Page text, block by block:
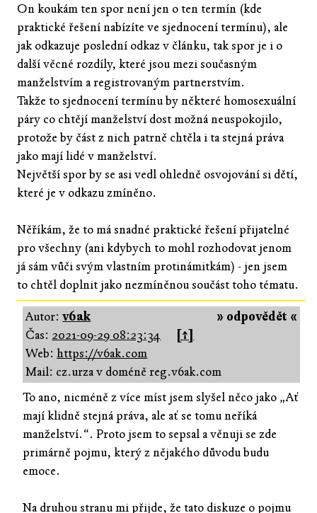
On koukám ten spor není jen o ten termín (kde
praktické řešení nabízíte ve sjednocení termínu), ale
jak odkazuje poslední odkaz v článku, tak spor je i o
další věcné rozdíly, které jsou mezi současným
manželstvím a registrovaným partnerstvím.
Takže to sjednocení termínu by některé homosexuální
páry co chtějí manželství dost možná neuspokojilo,
protože by část z nich patrně chtěla i ta stejná práva
jako mají lidé v manželství.
Největší spor by se asi vedl ohledně osvojování si dětí,
které je v odkazu zmíněno.
Něříkám, že to má snadné praktické řešení přijatelné
pro všechny (ani kdybych to mohl rozhodovat jenom
já sám vůči svým vlastním protinámitkám) - jen jsem
to chtěl doplnit jako nezmíněnou součást toho tématu.
» odpovědět «
Autor:v6ak
Čas: 2021-09-29 08:23:34
[↑]
Web:https://v6ak.com
Mail: cz.urza v doméně reg.v6ak.com
To ano, nicméně z více míst jsem slyšel něco jako „Ať
mají klidně stejná práva, ale ať se tomu neříká
manželství.“. Proto jsem to sepsal a věnuji se zde
primárně pojmu, který z nějakého důvodu budu
emoce.
Na druhou stranu mi přijde, že tato diskuze o pojmu